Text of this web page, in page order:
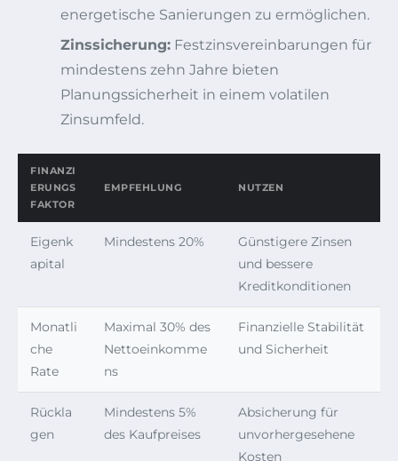
energetische Sanierungen zu ermöglichen.
Zinssicherung: Festzinsvereinbarungen für
mindestens zehn Jahre bieten
Planungssicherheit in einem volatilen
Zinsumfeld.
FINANZI
ERUNGS
FAKTOR
EMPFEHLUNG NUTZEN
Eigenk
apital
Mindestens 20%
Günstigere Zinsen
und bessere
Kreditkonditionen
Monatli
che
Rate
Maximal 30% des
Nettoeinkomme
ns
Finanzielle Stabilität
und Sicherheit
Rückla
gen
Mindestens 5%
des Kaufpreises
Absicherung für
unvorhergesehene
Kosten